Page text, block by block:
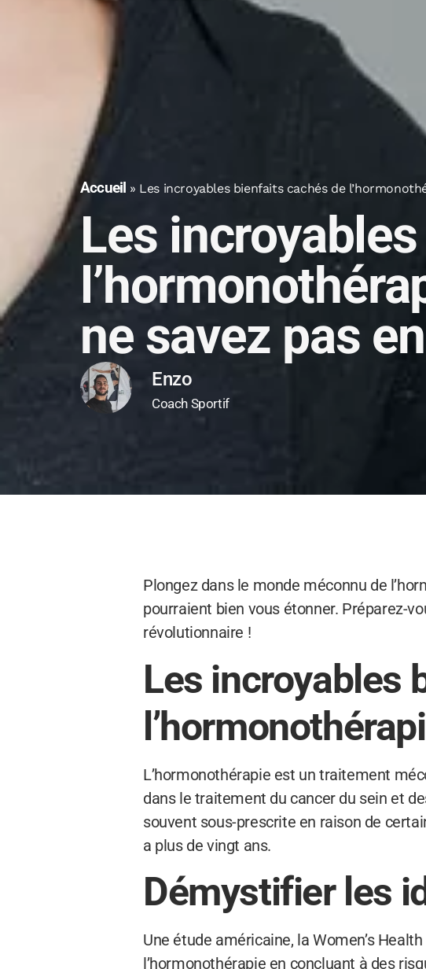
Accueil » Les incroyables bienfaits cachés de
Les
ne savez pas
Enzo
Coach Sportif
Plongez dans le monde méconnu de
pourraient bien vous étonner. Préparez-
révolutionnaire !
Les incroyables
L’hormonothérapie est un traitement
dans le traitement du cancer du sein et
souvent sous-prescrite en raison de
a plus de vingt ans.
Démystifier les
Une étude américaine, la Women’s
l’hormonothérapie en concluant à des